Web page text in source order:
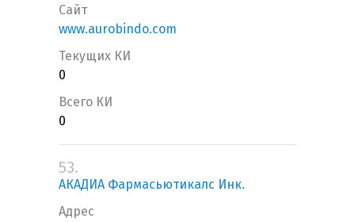
Сайт
www.aurobindo.com
Текущих КИ
0
Всего КИ
0
53.
АКАДИА Фармасьютикалс Инк.
Адрес